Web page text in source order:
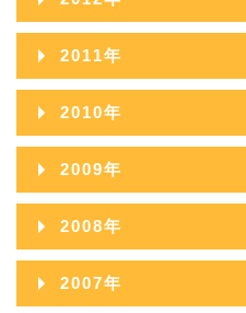
2019年03月
2019年02月
2019年01月
2018年05月
2018年03月
2018年02月
2018年01月
2017年06月
2017年05月
2017年03月
2017年02月
2017年01月
2016年07月
2016年06月
2016年05月
2016年03月
2016年02月
2015年09月
2015年08月
2015年07月
2015年06月
2015年05月
2015年03月
2014年10月
2014年09月
2014年08月
2014年07月
2014年06月
2014年05月
2013年11月
2013年10月
2013年09月
2013年08月
2013年07月
2013年06月
2013年05月
2012年12月
2012年11月
2012年10月
2012年09月
2012年08月
2012年07月
2011年
2011年12月
2011年11月
2011年10月
2011年09月
2011年08月
2010年
2010年12月
2010年11月
2010年10月
2010年09月
2009年
2009年12月
2009年11月
2009年10月
2008年
2008年12月
2007年